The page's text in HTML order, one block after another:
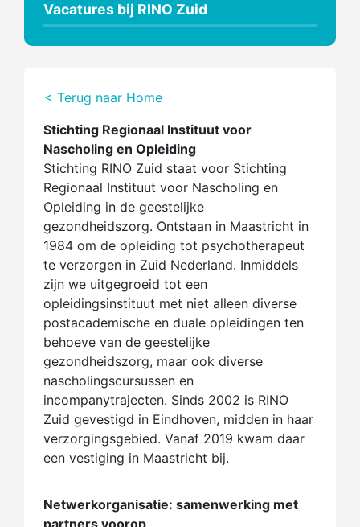
Vacatures bij RINO Zuid
< Terug naar Home
Stichting Regionaal Instituut voor
Nascholing en Opleiding
Stichting RINO Zuid staat voor Stichting
Regionaal Instituut voor Nascholing en
Opleiding in de geestelijke
gezondheidszorg. Ontstaan in Maastricht in
1984 om de opleiding tot psychotherapeut
te verzorgen in Zuid Nederland. Inmiddels
zijn we uitgegroeid tot een
opleidingsinstituut met niet alleen diverse
postacademische en duale opleidingen ten
behoeve van de geestelijke
gezondheidszorg, maar ook diverse
nascholingscursussen en
incompanytrajecten. Sinds 2002 is RINO
Zuid gevestigd in Eindhoven, midden in haar
verzorgingsgebied. Vanaf 2019 kwam daar
een vestiging in Maastricht bij.
Netwerkorganisatie: samenwerking met
partners voorop